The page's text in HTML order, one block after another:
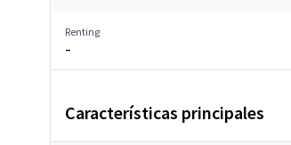
Renting
–
Características principales